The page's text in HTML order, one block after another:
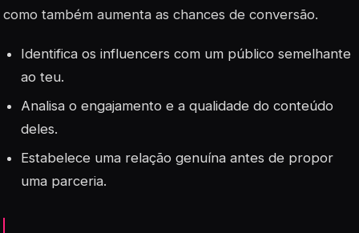
como também aumenta as chances de conversão.
Identifica osinfluencers com um público semelhante
ao teu.
Analisa o engajamento e a qualidade do conteúdo
deles.
Estabelece uma relação genuína antes de propor
uma parceria.